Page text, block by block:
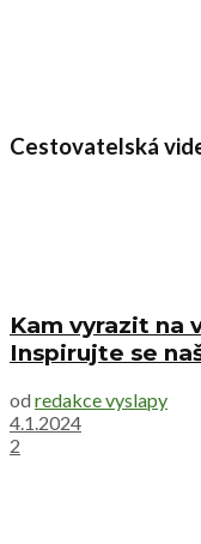
Cestovatelská
Kam vyrazit na
Inspirujte se
od redakce vyslapy
4.1.2024
2